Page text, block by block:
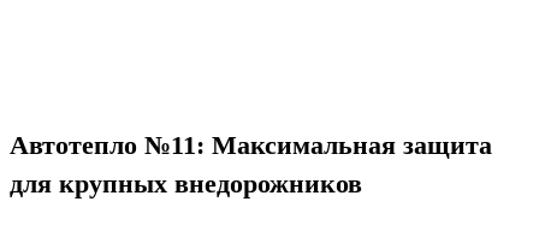
Автотепло №11: Максимальная защита
для крупных внедорожников